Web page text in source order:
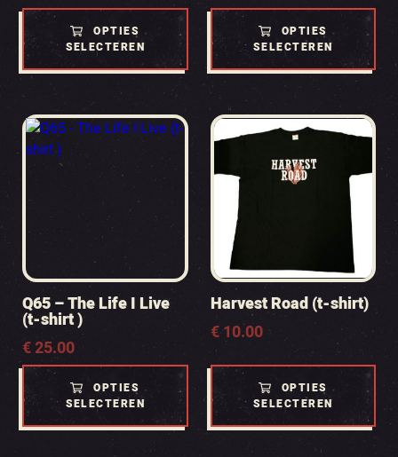
€ 30.00
€ 35.00
OPTIES
SELECTEREN
€ 30.00
€ 35.00
OPTIES
SELECTEREN
Q65 – The Life I Live
(t-shirt )
€25.00
OPTIES
SELECTEREN
Harvest Road (t-shirt)
€10.00
OPTIES
SELECTEREN